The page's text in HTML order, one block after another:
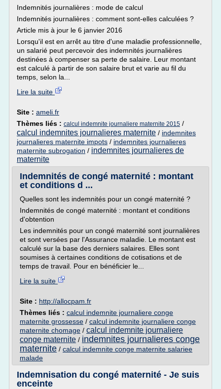
Indemnités journalières : mode de calcul
Indemnités journalières : comment sont-elles calculées ?
Article mis à jour le 6 janvier 2016
Lorsqu'il est en arrêt au titre d'une maladie professionnelle,
un salarié peut percevoir des indemnités journalières
destinées à compenser sa perte de salaire. Leur montant
est calculé à partir de son salaire brut et varie au fil du
temps, selon la...
Lire la suite
Site : ameli.fr
Thèmes liés : calcul indemnite journaliere maternite 2015 /
calcul indemnites journalieres maternite / indemnites
journalieres maternite impots / indemnites journalieres
maternite subrogation / indemnites journalieres de
maternite
Indemnités de congé maternité : montant
et conditions d ...
Quelles sont les indemnités pour un congé maternité ?
Indemnités de congé maternité : montant et conditions
d'obtention
Les indemnités pour un congé maternité sont journalières
et sont versées par l'Assurance maladie. Le montant est
calculé sur la base des derniers salaires. Elles sont
soumises à certaines conditions de cotisations et de
temps de travail. Pour en bénéficier le...
Lire la suite
Site : http://allocpam.fr
Thèmes liés : calcul indemnite journaliere conge
maternite grossesse / calcul indemnite journaliere conge
maternite chomage / calcul indemnite journaliere
conge maternite / indemnites journalieres conge
maternite / calcul indemnite conge maternite salariee
malade
Indemnisation du congé maternité - Je suis
enceinte